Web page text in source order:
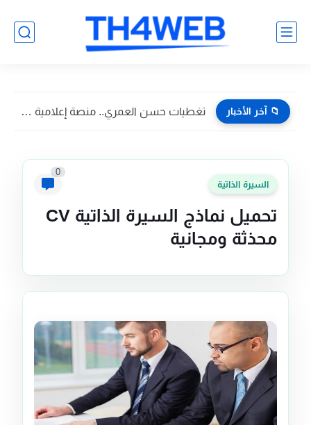
📁 آخر الأخبار تغطيات حسن العمري.. منصة إعلامية تسويقية تواكب أبرز فعاليات وأخبار...
السيرة الذاتية
0
تحميل نماذج السيرة الذاتية CV
محذثة ومجانية